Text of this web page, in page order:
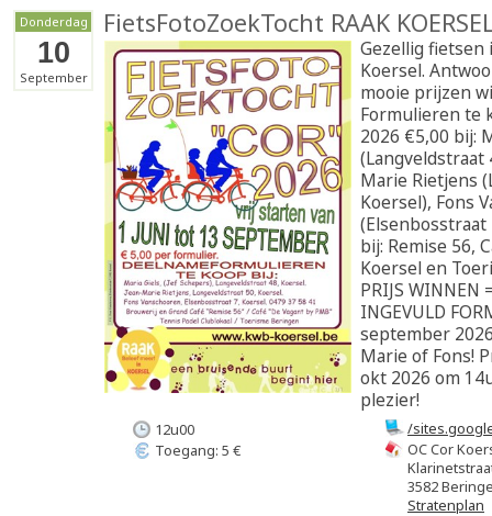
Donderdag
10
September
FietsFotoZoekTocht RAAK
Gezellig fietsen
Koersel.
mooie prijzen
Formulieren te
2026 €5,00 bij:
(Langveldstraat
Marie Rietjens
Koersel), Fons
(Elsenbosstraat
bij: Remise 56,
Koersel en
PRIJS WINNEN
INGEVULD
september
Marie of Fons!
okt 2026 om
plezier!
/
OC Cor
3582
Stratenplan
12u00
Toegang: 5 €